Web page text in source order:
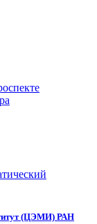
(ЦЭМИ) РАН